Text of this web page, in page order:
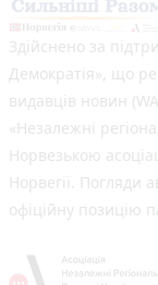
Здійснено за
Демократія», що
видавців новин
«Незалежні
Норвезькою
Норвегії. Погляди
офіційну позицію